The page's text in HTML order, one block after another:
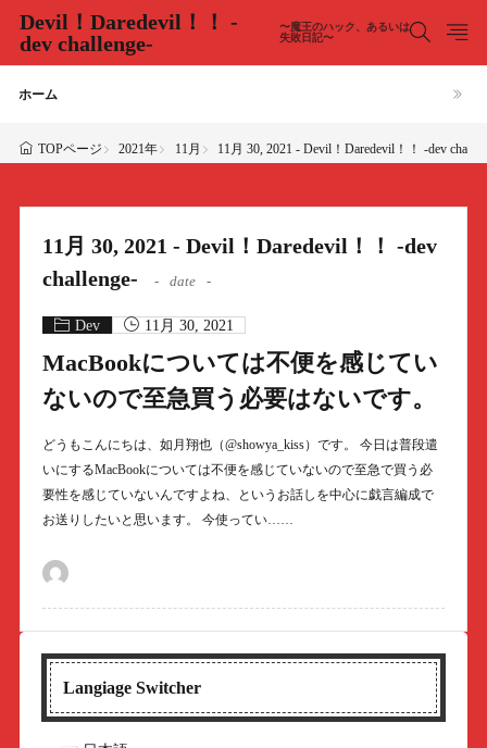
Devil！Daredevil！！ -
dev challenge-
〜魔王のハック、あるいは
失敗日記〜
ホーム
TOPページ 2021年 11月 11月 30, 2021 - Devil！Daredevil！！ -dev
11月 30, 2021 - Devil！Daredevil！！ -dev
challenge-
date
Dev 11月 30, 2021
MacBookについては不便を感じてい
ないので至急買う必要はないです。
どうもこんにちは、如月翔也（@showya_kiss）です。 今日は普段遣
いにするMacBookについては不便を感じていないので至急で買う必
要性を感じていないんですよね、というお話しを中心に戯言編成で
お送りしたいと思います。 今使ってい……
Langiage Switcher